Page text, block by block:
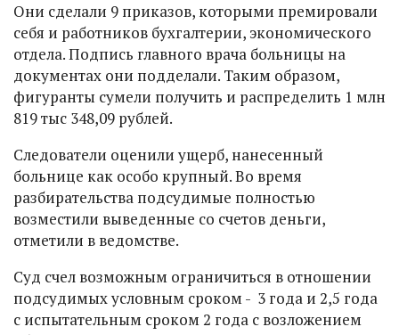
Они сделали 9 приказов, которыми премировали
себя и работников бухгалтерии, экономического
отдела. Подпись главного врача больницы на
документах они подделали. Таким образом,
фигуранты сумели получить и распределить 1 млн
819 тыс 348,09 рублей.
Следователи оценили ущерб, нанесенный
больнице как особо крупный. Во время
разбирательства подсудимые полностью
возместили выведенные со счетов деньги,
отметили в ведомстве.
Суд счел возможным ограничиться в отношении
подсудимых условным сроком - 3 года и 2,5 года
с испытательным сроком 2 года с возложением